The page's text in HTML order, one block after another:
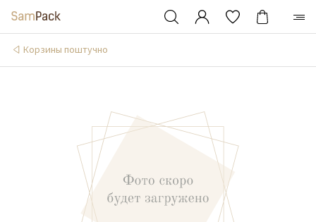
Корзины поштучно